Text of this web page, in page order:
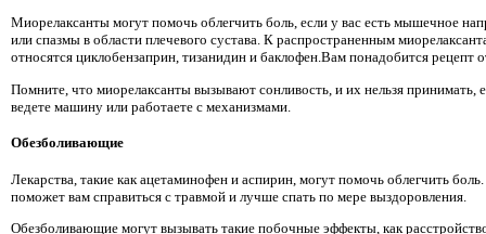
Миорелаксанты могут помочь облегчить боль, если у вас есть мышечное
или спазмы в области плечевого сустава. К распространенным
относятся циклобензаприн, тизанидин и баклофен.Вам понадобится рецепт
Помните, что миорелаксанты вызывают сонливость, и их нельзя принимать,
ведете машину или работаете с механизмами.
Обезболивающие
Лекарства, такие как ацетаминофен и аспирин, могут помочь облегчить
поможет вам справиться с травмой и лучше спать по мере выздоровления.
Обезболивающие могут вызывать такие побочные эффекты, как